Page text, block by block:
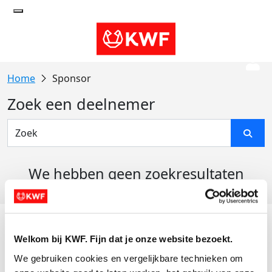
Welkom bij KWF. Fijn dat je onze website bezoekt.
We gebruiken cookies en vergelijkbare technieken om
Sponsor
Zoek een deelnemer
We hebben geen zoekresultaten
Actiematerialen
Evenementen